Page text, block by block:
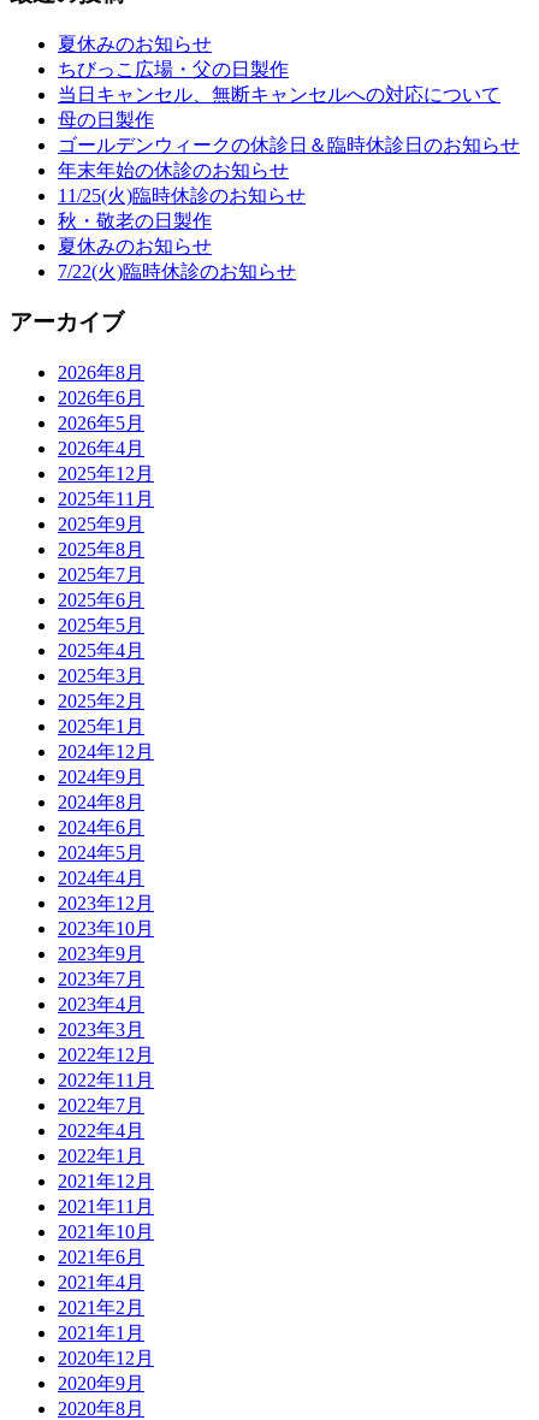
夏休みのお知らせ
ちびっこ広場・父の日製作
当日キャンセル、無断キャンセルへの対応について
母の日製作
ゴールデンウィークの休診日＆臨時休診日のお知らせ
年末年始の休診のお知らせ
11/25(火)臨時休診のお知らせ
秋・敬老の日製作
夏休みのお知らせ
7/22(火)臨時休診のお知らせ
アーカイブ
2026年8月
2026年6月
2026年5月
2026年4月
2025年12月
2025年11月
2025年9月
2025年8月
2025年7月
2025年6月
2025年5月
2025年4月
2025年3月
2025年2月
2025年1月
2024年12月
2024年9月
2024年8月
2024年6月
2024年5月
2024年4月
2023年12月
2023年10月
2023年9月
2023年7月
2023年4月
2023年3月
2022年12月
2022年11月
2022年7月
2022年4月
2022年1月
2021年12月
2021年11月
2021年10月
2021年6月
2021年4月
2021年2月
2021年1月
2020年12月
2020年9月
2020年8月